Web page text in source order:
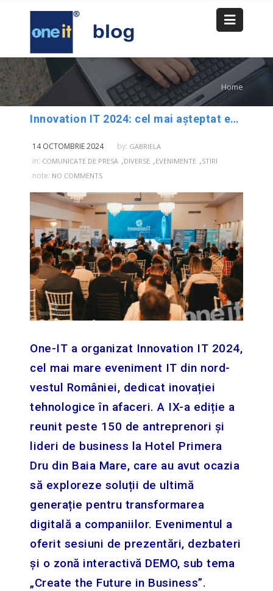
Home
Innovation IT 2024: cel mai așteptat eveniment business de tehnologie din nord-vestul României
14 OCTOMBRIE 2024 by: GABRIELA
in: COMUNICATE DE PRESA ,DIVERSE ,EVENIMENTE ,STIRI
note: NO COMMENTS
One-IT a organizat Innovation IT 2024,
cel mai mare eveniment IT din nord-
vestul României, dedicat inovației
tehnologice în afaceri. A IX-a ediție a
reunit peste 150 de antreprenori și
lideri de business la Hotel Primera
Dru din Baia Mare, care au avut ocazia
să exploreze soluții de ultimă
generație pentru transformarea
digitală a companiilor. Evenimentul a
oferit sesiuni de prezentări, dezbateri
și o zonă interactivă DEMO, sub tema
„Create the Future in Business”.